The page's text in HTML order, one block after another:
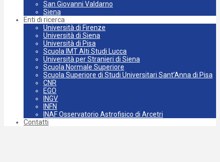
San Giovanni Valdarno
Siena
Enti di ricerca
Università di Firenze
Università di Siena
Università di Pisa
Scuola IMT Alti Studi Lucca
Università per Stranieri di Siena
Scuola Normale Superiore
Scuola Superiore di Studi Universitari Sant’Anna di Pisa
CNR
EGO
INGV
INFN
INAF Osservatorio Astrofisico di Arcetri
Contatti